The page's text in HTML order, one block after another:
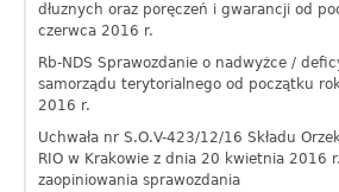
dłuznych oraz poręczeń i gwarancji od
czerwca 2016 r.
Rb-NDS Sprawozdanie o nadwyżce /
samorządu terytorialnego od początku
2016 r.
Uchwała nr S.O.V-423/12/16 Składu
RIO w Krakowie z dnia 20 kwietnia 2016
zaopiniowania sprawozdania